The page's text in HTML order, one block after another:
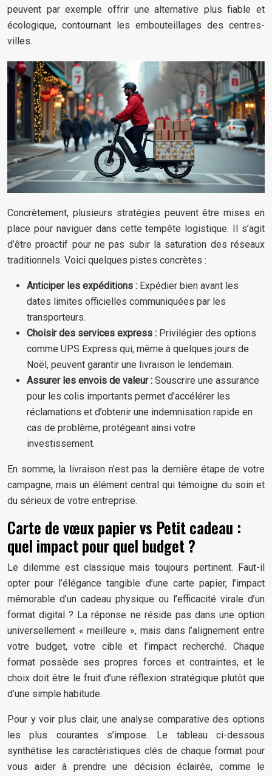
peuvent par exemple offrir une alternative plus fiable et
écologique, contournant les embouteillages des centres-
villes.
Concrètement, plusieurs stratégies peuvent être mises en
place pour naviguer dans cette tempête logistique. Il s’agit
d’être proactif pour ne pas subir la saturation des réseaux
traditionnels. Voici quelques pistes concrètes :
Anticiper les expéditions : Expédier bien avant les
dates limites officielles communiquées par les
transporteurs.
Choisir des services express : Privilégier des options
comme UPS Express qui, même à quelques jours de
Noël, peuvent garantir une livraison le lendemain.
Assurer les envois de valeur : Souscrire une assurance
pour les colis importants permet d’accélérer les
réclamations et d’obtenir une indemnisation rapide en
cas de problème, protégeant ainsi votre
investissement.
En somme, la livraison n’est pas la dernière étape de votre
campagne, mais un élément central qui témoigne du soin et
du sérieux de votre entreprise.
Carte de vœux papier vs Petit cadeau :
quel impact pour quel budget ?
Le dilemme est classique mais toujours pertinent. Faut-il
opter pour l’élégance tangible d’une carte papier, l’impact
mémorable d’un cadeau physique ou l’efficacité virale d’un
format digital ? La réponse ne réside pas dans une option
universellement « meilleure », mais dans l’alignement entre
votre budget, votre cible et l’impact recherché. Chaque
format possède ses propres forces et contraintes, et le
choix doit être le fruit d’une réflexion stratégique plutôt que
d’une simple habitude.
Pour y voir plus clair, une analyse comparative des options
les plus courantes s’impose. Le tableau ci-dessous
synthétise les caractéristiques clés de chaque format pour
vous aider à prendre une décision éclairée, comme le